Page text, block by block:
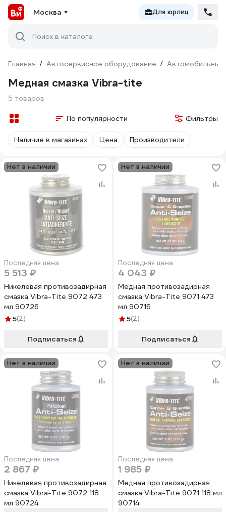
Москва Для юрлиц
Поиск в каталоге
Главная / Автосервисное оборудование / Автомобильные
Медная смазка Vibra-tite
5 товаров
По популярности Фильтры
Наличие в магазинах Цена Производители
Нет в наличии
Последняя цена
5 513 ₽
Никелевая противозадирная
смазка Vibra-Tite 9072 473
мл 90726
5(2)
Подписаться
Нет в наличии
Последняя цена
4 043 ₽
Медная противозадирная
смазка Vibra-Tite 9071 473
мл 90716
5(2)
Подписаться
Нет в наличии
Последняя цена
2 867 ₽
Никелевая противозадирная
смазка Vibra-Tite 9072 118
мл 90724
Нет в наличии
Последняя цена
1 985 ₽
Медная противозадирная
смазка Vibra-Tite 9071 118 мл
90714